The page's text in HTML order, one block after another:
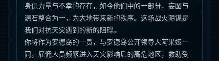
身俱力量与不幸的存在，如今他们中的一部分，妄图与
源石整合为一，为大地带来新的秩序。这场战火阴谋是
我们对抗天灾遇到的新的阻碍。
你将作为罗德岛的一员，与罗德岛公开领导人阿米娅一
同，雇佣人员频繁进入天灾影响后的高危地区，救助受